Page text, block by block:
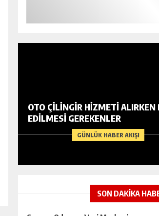
GÜNLÜK HABER AKIŞI
OTO ÇILINGIR HIZMETI ALIRKEN
EDILMESI GEREKENLER
SON DAKİKA